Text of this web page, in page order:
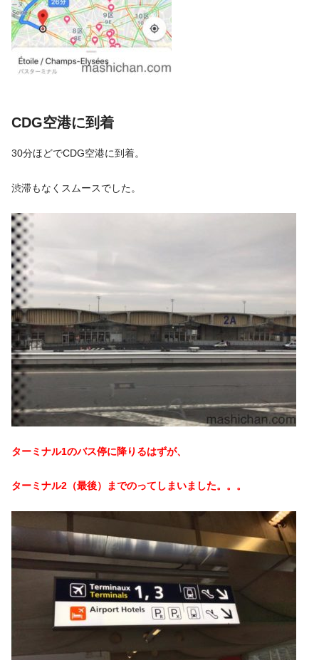
CDG空港に到着
30分ほどでCDG空港に到着。
渋滞もなくスムースでした。
ターミナル1のバス停に降りるはずが、
ターミナル2（最後）までのってしまいました。。。